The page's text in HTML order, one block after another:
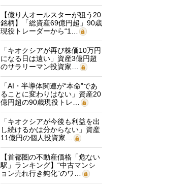
【億り人オールスターが狙う20
銘柄】「総資産69億円超」90歳
現役トレーダーから“1…
「キオクシアが再び株価10万円
になる日は遠い」資産3億円超
のサラリーマン投資家…
「AI・半導体関連が“本命”であ
ることに変わりはない」資産20
億円超の90歳現役トレ…
「キオクシアが今後も利益を出
し続けるかは分からない」資産
11億円の個人投資家…
【首都圏の不動産価格「危ない
駅」ランキング】“中古マンシ
ョン売れ行き鈍化”のワ…